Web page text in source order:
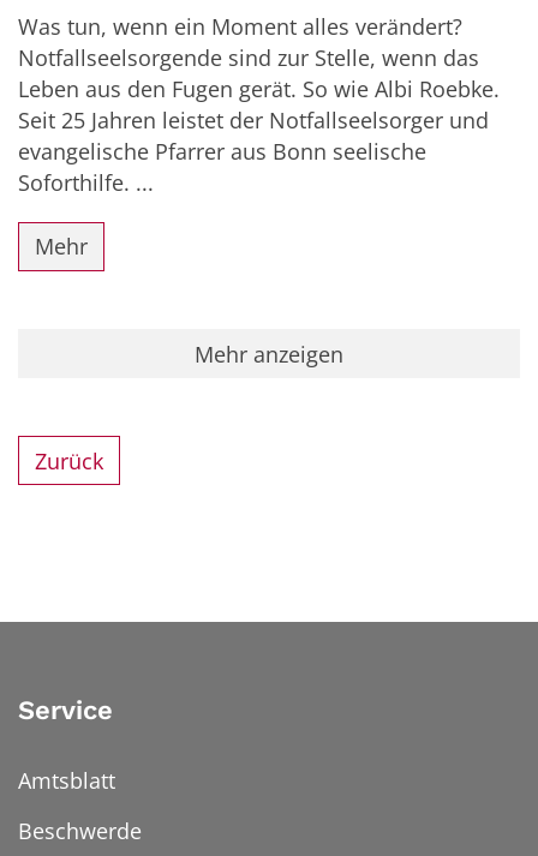
Was tun, wenn ein Moment alles verändert?
Notfallseelsorgende sind zur Stelle, wenn das
Leben aus den Fugen gerät. So wie Albi Roebke.
Seit 25 Jahren leistet der Notfallseelsorger und
evangelische Pfarrer aus Bonn seelische
Soforthilfe. ...
Mehr
Mehr anzeigen
Zurück
Service
Amtsblatt
Beschwerde